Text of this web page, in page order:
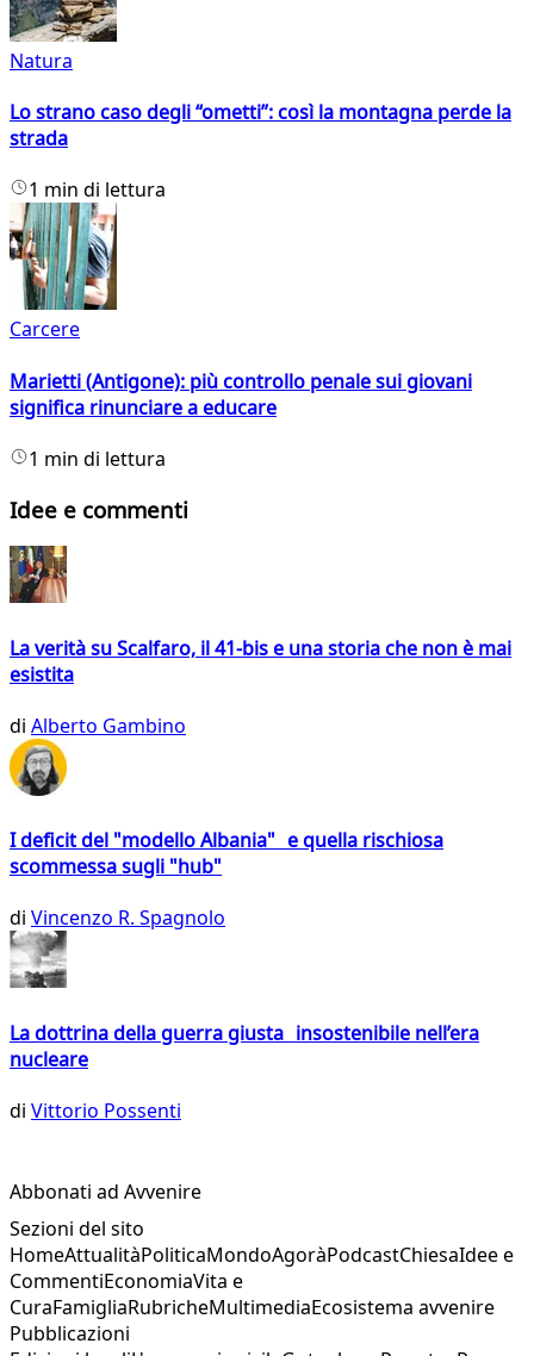
Natura
Lo strano caso degli “ometti”: così la montagna perde la
strada
1 min di lettura
Carcere
Marietti (Antigone): più controllo penale sui giovani
significa rinunciare a educare
1 min di lettura
Idee e commenti
La verità su Scalfaro, il 41-bis e una storia che non è mai
esistita
di Alberto Gambino
I deficit del "modello Albania" e quella rischiosa
scommessa sugli "hub"
di Vincenzo R. Spagnolo
La dottrina della guerra giusta insostenibile nell’era
nucleare
di Vittorio Possenti
Abbonati ad Avvenire
Sezioni del sito
HomeAttualitàPoliticaMondoAgoràPodcastChiesaIdee e
CommentiEconomiaVita e
CuraFamigliaRubricheMultimediaEcosistema avvenire
Pubblicazioni